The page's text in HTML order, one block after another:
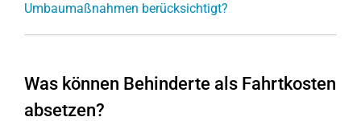
Umbaumaßnahmen berücksichtigt?
Was können Behinderte als Fahrtkosten
absetzen?